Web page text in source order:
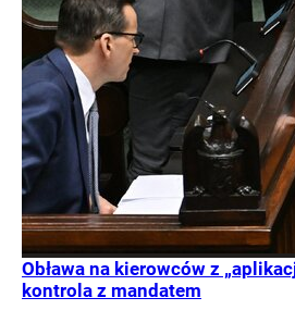
Obława na kierowców z
kontrola z mandatem